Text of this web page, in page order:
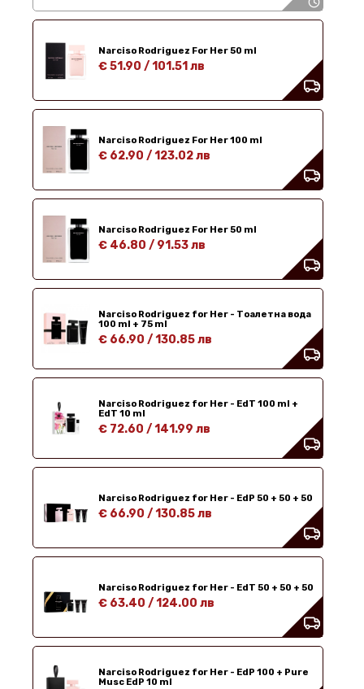
Narciso Rodriguez For Her 50 ml
€ 51.90 /101.51 лв
Narciso Rodriguez For Her 100 ml
€ 62.90 /123.02 лв
Narciso Rodriguez For Her 50 ml
€ 46.80 / 91.53 лв
Narciso Rodriguez for Her - Тоалетна вода
100 ml + 75 ml
€ 66.90 /130.85 лв
Narciso Rodriguez for Her - EdT 100 ml +
EdT 10 ml
€ 72.60 /141.99 лв
Narciso Rodriguez for Her - EdP 50 + 50 + 50
€ 66.90 /130.85 лв
Narciso Rodriguez for Her - EdT 50 + 50 + 50
€ 63.40 /124.00 лв
Narciso Rodriguez for Her - EdP 100 + Pure
Musc EdP 10 ml